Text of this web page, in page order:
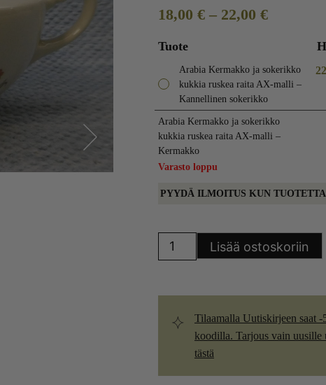
18,00 €– 22,00 €
Tuote
Arabia Kermakko ja sokerikko
kukkia ruskea raita AX-malli –
Kannellinen sokerikko
Arabia Kermakko ja sokerikko
kukkia ruskea raita AX-malli –
Kermakko
Varasto loppu
PYYDÄ ILMOITUS KUN
Kermakko
määrä
Lisää ostoskoriin
Tilaamalla Uutiskirjeen saat
koodilla. Tarjous vain
tästä